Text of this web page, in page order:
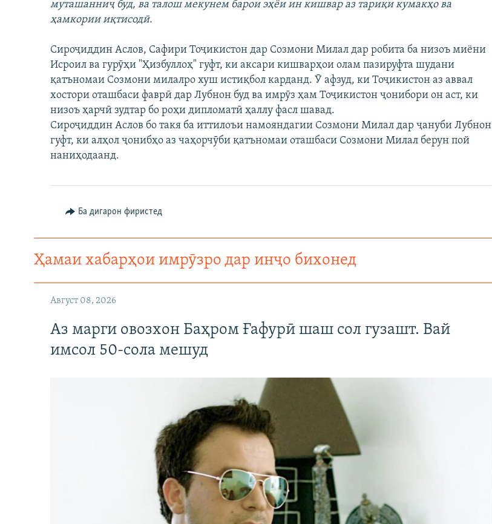
муташанниҷ буд, ва талош мекунем барои эҳёи ин кишвар аз тариқи кумакҳо ва
ҳамкории иқтисодӣ.
Сироҷиддин Аслов, Сафири Тоҷикистон дар Созмони Милал дар робита ба низоъ миёни
Исроил ва гурӯҳи "Ҳизбуллоҳ" гуфт, ки аксари кишварҳои олам пазируфта шудани
қатъномаи Созмони милалро хуш истиқбол карданд. Ӯ афзуд, ки Тоҷикистон аз аввал
хостори оташбаси фаврӣ дар Лубнон буд ва имрӯз ҳам Тоҷикистон ҷонибори он аст, ки
низоъ ҳарчӣ зудтар бо роҳи дипломатӣ ҳаллу фасл шавад.
Сироҷиддин Аслов бо такя ба иттилоъи намояндагии Созмони Милал дар ҷануби Лубнон
гуфт, ки алҳол ҷонибҳо аз чаҳорчӯби қатъномаи оташбаси Созмони Милал берун пой
наниҳодаанд.
Ба дигарон фиристед
Ҳамаи хабарҳои имрӯзро дар инҷо бихонед
Август 08, 2026
Аз марги овозхон Баҳром Ғафурӣ шаш сол гузашт. Вай
имсол 50-сола мешуд